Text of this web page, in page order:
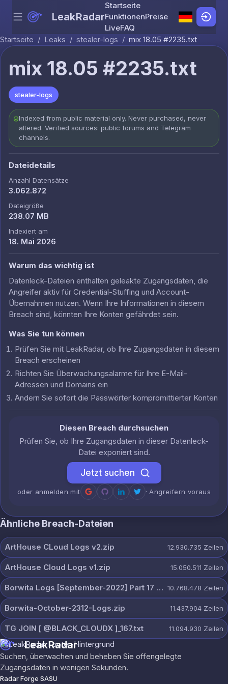
Skip to content
Menu LeakRadar
Startseite
FunktionenPreise
LiveFAQ
Startseite / Leaks / stealer-logs / mix 18.05 #2235.txt
mix 18.05 #2235.txt
stealer-logs
Indexed from public material only. Never purchased, never
altered. Verified sources: public forums and Telegram
channels.
Dateidetails
Anzahl Datensätze
3.062.872
Dateigröße
238.07 MB
Indexiert am
18. Mai 2026
Warum das wichtig ist
Datenleck-Dateien enthalten geleakte Zugangsdaten, die
Angreifer aktiv für Credential-Stuffing und Account-
Übernahmen nutzen. Wenn Ihre Informationen in diesem
Breach sind, könnten Ihre Konten gefährdet sein.
Was Sie tun können
Prüfen Sie mit LeakRadar, ob Ihre Zugangsdaten in diesem
Breach erscheinen
Richten Sie Überwachungsalarme für Ihre E-Mail-
Adressen und Domains ein
Ändern Sie sofort die Passwörter kompromittierter Konten
Diesen Breach durchsuchen
Prüfen Sie, ob Ihre Zugangsdaten in dieser Datenleck-
Datei exponiert sind.
Jetzt suchen
oder anmelden mit · Angreifern voraus
Ähnliche Breach-Dateien
ArtHouse CLoud Logs v2.zip 12.930.735 Zeilen
ArtHouse Cloud Logs v1.zip 15.050.511 Zeilen
Borwita Logs [September-2022] Part 17 [2307 Pcs].zip 10.768.478 Zeilen
Borwita-October-2312-Logs.zip 11.437.904 Zeilen
TG JOIN [ @BLACK_CLOUDX ]_167.txt 11.094.930 Zeilen
LeakRadar
Suchen, überwachen und beheben Sie offengelegte
Zugangsdaten in wenigen Sekunden.
Radar Forge SASU